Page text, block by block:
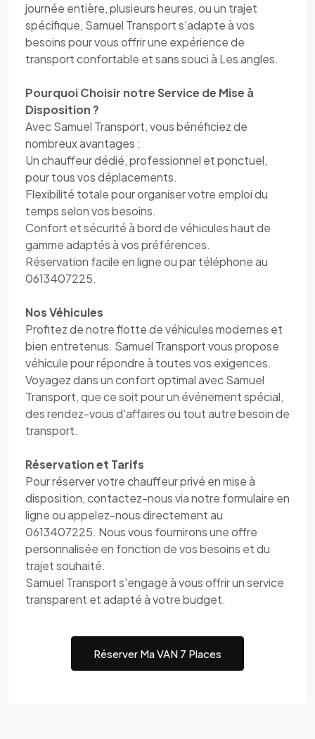
journée entière, plusieurs heures, ou un trajet
spécifique, Samuel Transport s'adapte à vos
besoins pour vous offrir une expérience de
transport confortable et sans souci à Les angles.
Pourquoi Choisir notre Service de Mise à
Disposition ?
Avec Samuel Transport, vous bénéficiez de
nombreux avantages :
Un chauffeur dédié, professionnel et ponctuel,
pour tous vos déplacements.
Flexibilité totale pour organiser votre emploi du
temps selon vos besoins.
Confort et sécurité à bord de véhicules haut de
gamme adaptés à vos préférences.
Réservation facile en ligne ou par téléphone au
0613407225.
Nos Véhicules
Profitez de notre flotte de véhicules modernes et
bien entretenus. Samuel Transport vous propose
véhicule pour répondre à toutes vos exigences.
Voyagez dans un confort optimal avec Samuel
Transport, que ce soit pour un événement spécial,
des rendez-vous d'affaires ou tout autre besoin de
transport.
Réservation et Tarifs
Pour réserver votre chauffeur privé en mise à
disposition, contactez-nous via notre formulaire en
ligne ou appelez-nous directement au
0613407225. Nous vous fournirons une offre
personnalisée en fonction de vos besoins et du
trajet souhaité.
Samuel Transport s'engage à vous offrir un service
transparent et adapté à votre budget.
Réserver Ma VAN 7 Places